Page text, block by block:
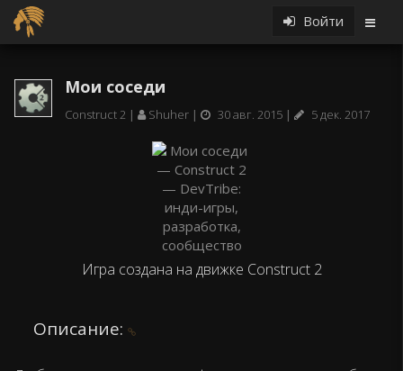
Войти
Мои соседи
Construct 2 Shuher 30 авг. 2015 5 дек. 2017
Игра создана на движке Construct 2
Описание: